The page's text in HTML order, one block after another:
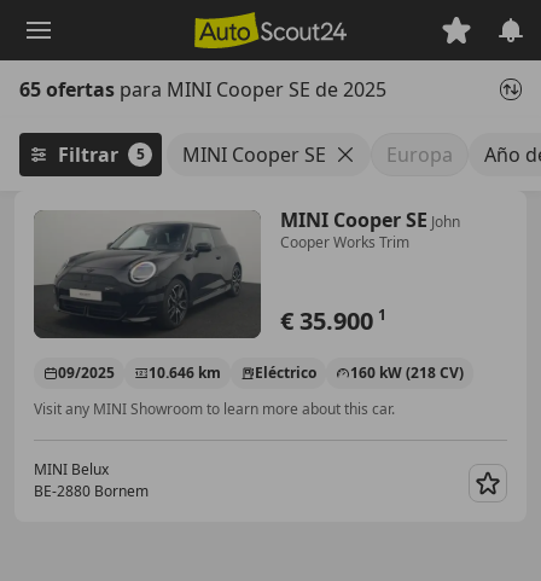
principal
65 ofertas para MINI Cooper SE de 2025
Filtrar 5 MINI Cooper SE Europa Año
MINI Cooper SE John
Cooper Works Trim
€ 35.900 1
09/2025 10.646 km Eléctrico
160 kW (218 CV)
Visit any MINI Showroom to learn more about this car.
MINI Belux
BE-2880 Bornem